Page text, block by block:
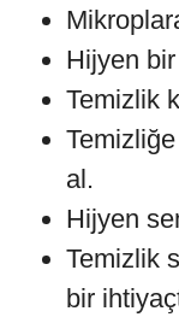
Hijyen bir
Temizlik
al.
Hijyen
Temizlik
bir